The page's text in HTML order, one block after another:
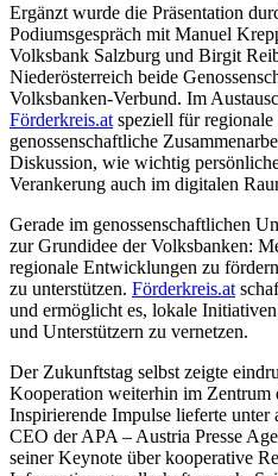
Ergänzt wurde die Präsentation
Podiumsgespräch mit Manuel
Volksbank Salzburg und Birgit
Niederösterreich beide
Volksbanken-Verbund. Im
Förderkreis.at speziell für
genossenschaftliche
Diskussion, wie wichtig
Verankerung auch im digitalen
Gerade im genossenschaftlichen
zur Grundidee der Volksbanken:
regionale Entwicklungen zu
zu unterstützen. Förderkreis.at
und ermöglicht es, lokale
und Unterstützern zu vernetzen.
Der Zukunftstag selbst zeigte
Kooperation weiterhin im Zentrum
Inspirierende Impulse lieferte unter
CEO derAPA – Austria Presse
seiner Keynote über kooperative